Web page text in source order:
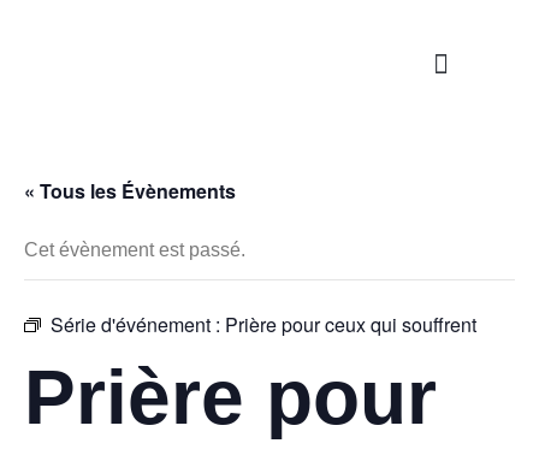
« Tous les Évènements
Cet évènement est passé.
Série d'événement : Prière pour ceux qui souffrent
Prière pour